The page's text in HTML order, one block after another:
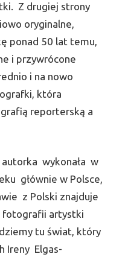
Z drugiej strony
oryginalne,
ponad 50 lat temu,
i przywrócone
i na nowo
która
reporterską a
wykonała w
głównie w Polsce,
z Polski znajduje
fotografii artystki
tu świat, który
Ireny Elgas-